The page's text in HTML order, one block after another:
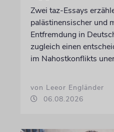
Zwei taz-Essays
palästinensischer und
Entfremdung in
zugleich einen
im Nahostkonflikts
von Leeor Engländer
06.08.2026